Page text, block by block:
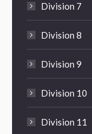
Division 7
Division 8
Division 9
Division 10
Division 11